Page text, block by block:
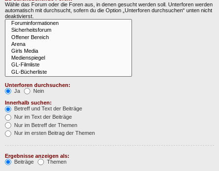
Wähle das Forum oder die Foren aus, in denen gesucht werden soll. Unterforen werden
automatisch mit durchsucht, sofern du die Option „Unterforen durchsuchen“ unten nicht
deaktivierst.
Unterforen durchsuchen:
Ja
Nein
Innerhalb suchen:
Betreff und Text der Beiträge
Nur im Text der Beiträge
Nur im Betreff der Themen
Nur im ersten Beitrag der Themen
Ergebnisse anzeigen als:
Beiträge
Themen